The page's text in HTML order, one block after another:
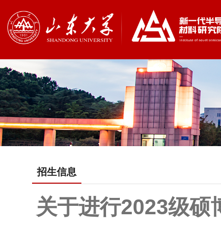
招生信息
关于进行2023级硕